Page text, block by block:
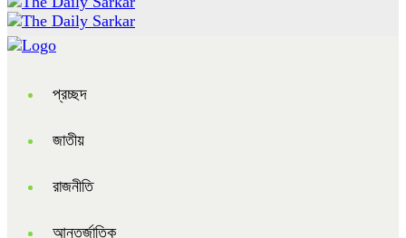
প্রচ্ছদ
জাতীয়
রাজনীতি
আন্তর্জাতিক